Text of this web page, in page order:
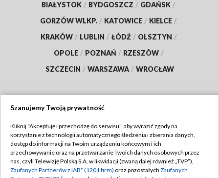
BIAŁYSTOK / BYDGOSZCZ / GDAŃSK /
GORZÓW WLKP. / KATOWICE / KIELCE /
KRAKÓW / LUBLIN / ŁÓDŹ / OLSZTYN /
OPOLE / POZNAŃ / RZESZÓW /
SZCZECIN / WARSZAWA / WROCŁAW
TVP
Abonament TVP
Emisja w TVP
Regulamin TVP
Polityka prywatności
Szanujemy Twoją prywatność
Kliknij "Akceptuję i przechodzę do serwisu", aby wyrazić zgody na
korzystanie z technologii automatycznego śledzenia i zbierania danych,
dostęp do informacji na Twoim urządzeniu końcowym i ich
przechowywanie oraz na przetwarzanie Twoich danych osobowych przez
nas, czyli Telewizję Polską S.A. w likwidacji (zwaną dalej również „TVP”),
Zaufanych Partnerów z IAB* (1201 firm) oraz pozostałych Zaufanych